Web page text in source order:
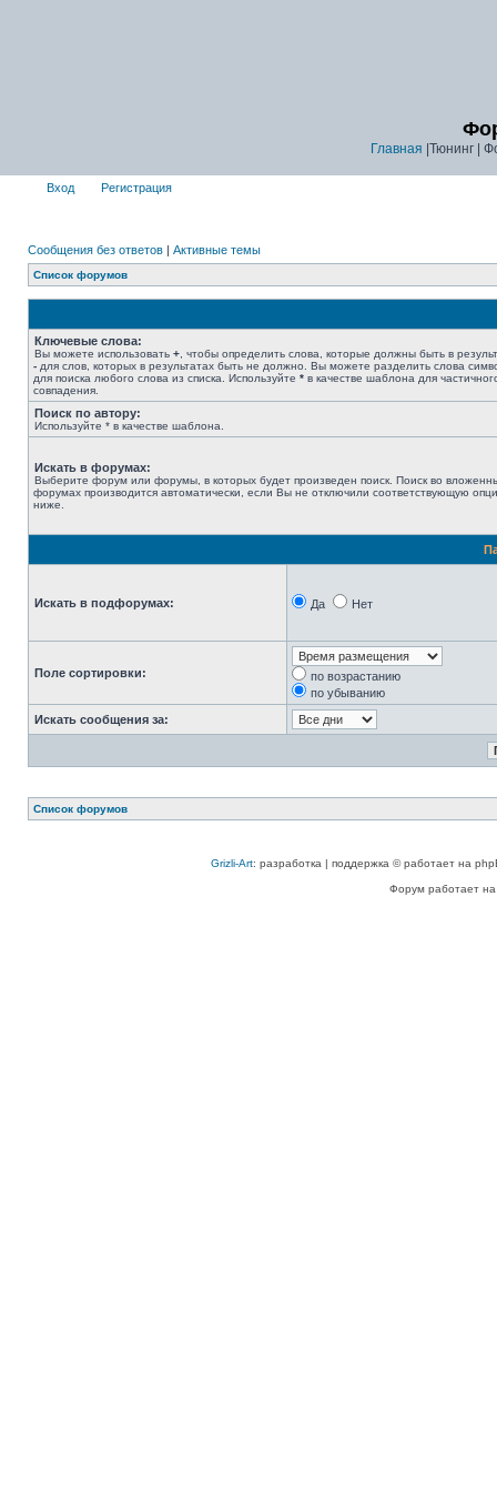
Главная |Тюнинг |
Вход Регистрация
Сообщения без ответов | Активные темы
Список форумов
Ключевые слова:
Вы можете использовать + , чтобы определить слова, которые должны быть в
- для слов, которых в результатах быть не должно. Вы можете разделить слова
для поиска любого слова из списка. Используйте * в качестве шаблона для
совпадения.
Поиск по автору:
Используйте * в качестве шаблона.
Искать в форумах:
Выберите форум или форумы, в которых будет произведен поиск. Поиск во
форумах производится автоматически, если Вы не отключили соответствующую
ниже.
Искать в подфорумах: Да Нет
Поле сортировки:
по возрастанию
по убыванию
Искать сообщения за:
Список форумов
Grizli-Art: разработка | поддержка © работает на
Форум работает